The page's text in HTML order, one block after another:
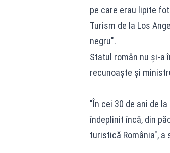
pe care erau lipite
Turism de la Los
negru".
Statul român nu și-a
recunoaște și
"În cei 30 de ani de
îndeplinit încă, din
turistică România", a